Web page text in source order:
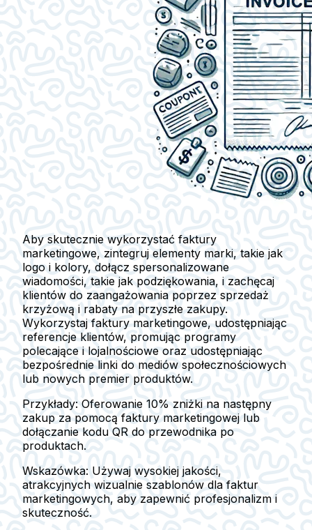
Aby skutecznie wykorzystać faktury
marketingowe, zintegruj elementy marki, takie jak
logo i kolory, dołącz spersonalizowane
wiadomości, takie jak podziękowania, i zachęcaj
klientów do zaangażowania poprzez sprzedaż
krzyżową i rabaty na przyszłe zakupy.
Wykorzystaj faktury marketingowe, udostępniając
referencje klientów, promując programy
polecające i lojalnościowe oraz udostępniając
bezpośrednie linki do mediów społecznościowych
lub nowych premier produktów.
Przykłady: Oferowanie 10% zniżki na następny
zakup za pomocą faktury marketingowej lub
dołączanie kodu QR do przewodnika po
produktach.
Wskazówka: Używaj wysokiej jakości,
atrakcyjnych wizualnie szablonów dla faktur
marketingowych, aby zapewnić profesjonalizm i
skuteczność.